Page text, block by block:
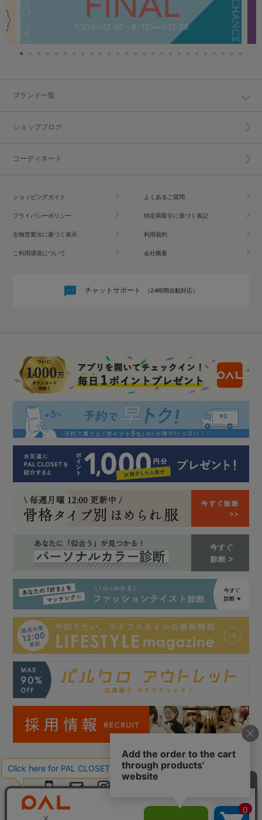
ブランド一覧
ショップブログ
コーディネート
ショッピングガイド よくあるご質問
プライバシーポリシー 特定商取引に基づく表記
古物営業法に基づく表示 利用規約
ご利用環境について 会社概要
チャットサポート （24時間自動対応）